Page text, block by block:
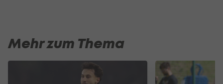
Mehr zum Thema